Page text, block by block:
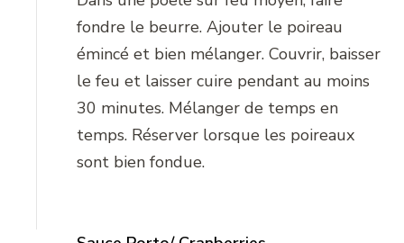
fondre le beurre. Ajouter le poireau
émincé et bien mélanger. Couvrir, baisser
le feu et laisser cuire pendant au moins
30 minutes. Mélanger de temps en
temps. Réserver lorsque les poireaux
sont bien fondue.